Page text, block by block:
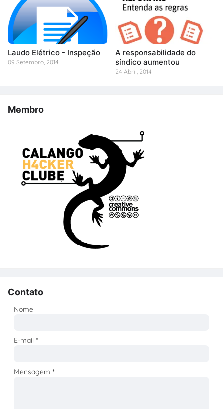
Laudo Elétrico - Inspeção
09 Setembro, 2014
A responsabilidade do
síndico aumentou
24 Abril, 2014
Membro
Contato
Nome
E-mail*
Mensagem*